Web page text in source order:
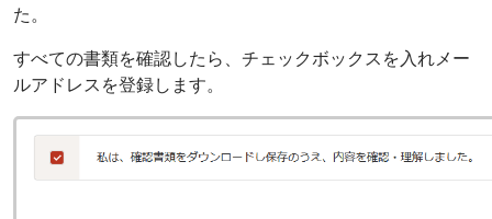
た。
すべての書類を確認したら、チェックボックスを入れメー
ルアドレスを登録します。